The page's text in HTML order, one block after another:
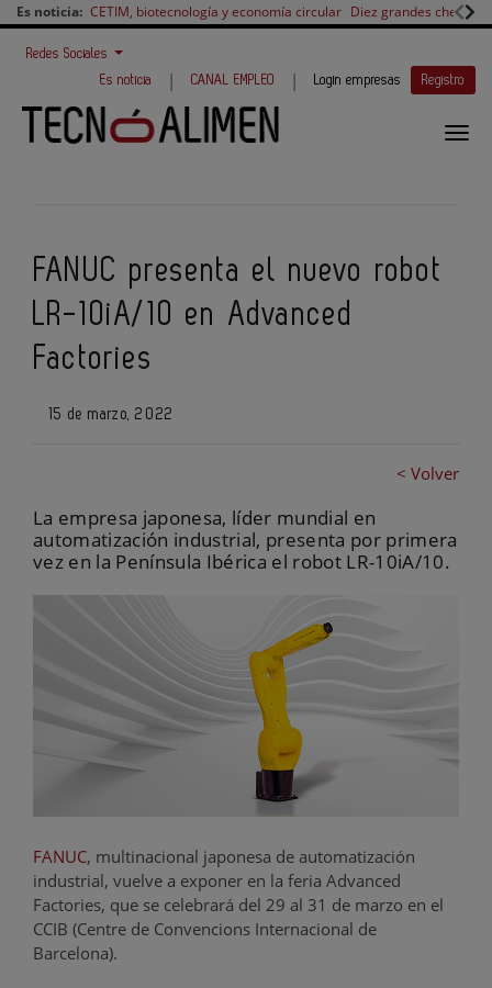
Es noticia: CETIM, biotecnología y economía circular Diez grandes chefs
Redes Sociales
Es noticia
| CANAL EMPLEO | Login empresas Registro
FANUC presenta el nuevo robot
LR-10iA/10 en Advanced
Factories
15 de marzo, 2022
< Volver
La empresa japonesa, líder mundial en
automatización industrial, presenta por primera
vez en la Península Ibérica el robot LR-10iA/10.
FANUC, multinacional japonesa de automatización
industrial, vuelve a exponer en la feria Advanced
Factories, que se celebrará del 29 al 31 de marzo en el
CCIB (Centre de Convencions Internacional de
Barcelona).